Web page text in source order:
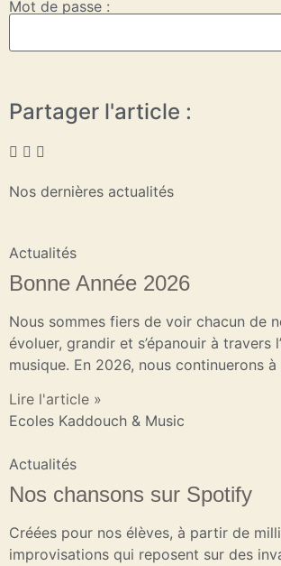
Mot de passe :
Partager l'article :
Nos dernières actualités
Actualités
Bonne Année 2026
Nous sommes fiers de voir chacun de
évoluer, grandir et s’épanouir à travers
musique. En 2026, nous continuerons
Lire l'article »
Ecoles Kaddouch & Music
Actualités
Nos chansons sur Spotify
Créées pour nos élèves, à partir de
improvisations qui reposent sur des